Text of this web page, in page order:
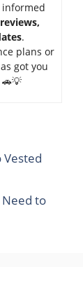
.
plans or
got you
Vested
to